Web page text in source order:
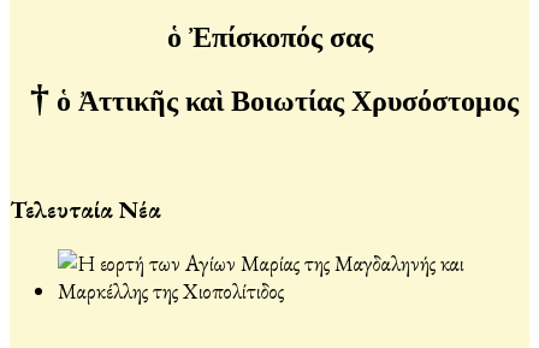
ὁ Ἐπίσκοπός σας
† ὁ Ἀττικῆς καὶ Βοιωτίας Χρυσόστομος
Τελευταία Νέα